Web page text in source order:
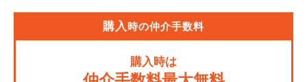
購入時の仲介手数料
購入時は